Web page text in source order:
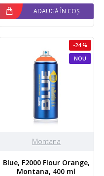
ADAUGĂ ÎN COȘ
NOU
-24 %
Montana
Blue, F2000 Flour Orange,
Montana, 400 ml